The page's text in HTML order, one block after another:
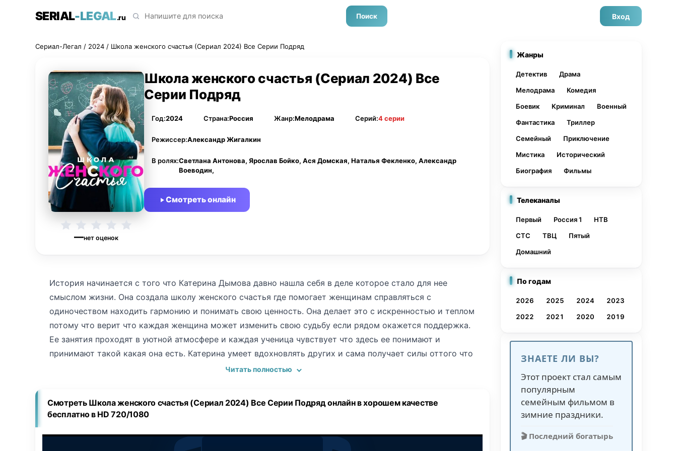
SERIAL-LEGAL.ru Поиск Вход
Сериал-Легал / 2024 / Школа женского счастья (Сериал 2024) Все Серии Подряд
—нет оценок
Школа женского счастья (Сериал 2024) Все
Серии Подряд
Год:2024 Страна:Россия Жанр:Мелодрама Серий:4 серии
Режиссер:Александр Жигалкин
В ролях:Светлана Антонова, Ярослав Бойко, Ася Домская, Наталья Фекленко, Александр
Воеводин,
Смотреть онлайн
История начинается с того что Катерина Дымова давно нашла себя в деле которое стало для нее
смыслом жизни. Она создала школу женского счастья где помогает женщинам справляться с
одиночеством находить гармонию и понимать свою ценность. Она делает это с искренностью и теплом
потому что верит что каждая женщина может изменить свою судьбу если рядом окажется поддержка.
Ее занятия проходят в уютной атмосфере и каждая ученица чувствует что здесь ее понимают и
принимают такой какая она есть. Катерина умеет вдохновлять других и сама получает силы оттого что
видит перемены в жизни тех кому помогает. Дома она тоже старается сохранять тепло и порядок. У
поддерживает ее начинания и часто помогает ей в работе потому что ему нравится что она делает и он
прочном доверии. Однажды на занятиях появляется новая ученица Алина. Она скромная тихая и
Читать полностью
Смотреть Школа женского счастья (Сериал 2024) Все Серии Подряд онлайн в хорошем качестве
бесплатно в HD 720/1080
Жанры
Детектив
Драма
Мелодрама
Комедия
Боевик
Криминал
Военный
Фантастика
Триллер
Семейный
Приключение
Мистика
Исторический
Биография
Фильмы
Телеканалы
Первый Россия 1
НТВ
СТС
ТВЦ
Пятый
Домашний
По годам
2026 2025 2024
2023
2022
2021 2020 2019
ЗНАЕТЕ ЛИ ВЫ?
Этот проект стал самым
популярным
семейным фильмом в
зимние праздники.
🎬 Последний богатырь